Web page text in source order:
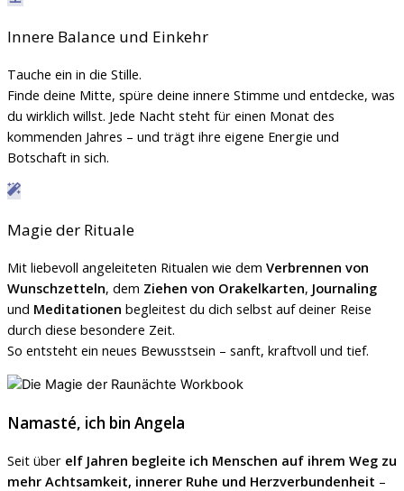
Innere Balance und Einkehr
Tauche ein in die Stille.
Finde deine Mitte, spüre deine innere Stimme und entdecke, was
du wirklich willst. Jede Nacht steht für einen Monat des
kommenden Jahres – und trägt ihre eigene Energie und
Botschaft in sich.
Magie der Rituale
Mit liebevoll angeleiteten Ritualen wie dem Verbrennen von
Wunschzetteln, dem Ziehen von Orakelkarten, Journaling
und Meditationen begleitest du dich selbst auf deiner Reise
durch diese besondere Zeit.
So entsteht ein neues Bewusstsein – sanft, kraftvoll und tief.
Namasté, ich bin Angela
Seit über elf Jahren begleite ich Menschen auf ihrem Weg zu
mehr Achtsamkeit, innerer Ruhe und Herzverbundenheit –